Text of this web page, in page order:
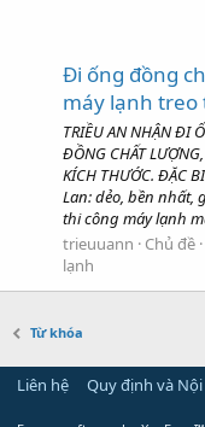
Đi ống đồng
máy lạnh treo
TRIỀU AN NHẬN ĐI
ĐỒNG CHẤT
KÍCH THƯỚC. ĐẶC
Lan: dẻo, bền nhất,
thi công máy lạnh
trieuuann
Chủ đề
lạnh
Từ khóa
Liên hệ Quy định và